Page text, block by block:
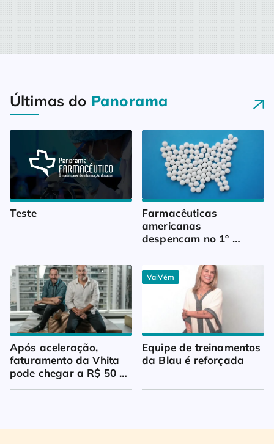
Últimas do Panorama
Teste
Farmacêuticas
americanas
despencam no 1º
Após aceleração,
faturamento da Vhita
pode chegar a R$ 50
milhões
VaiVém
Equipe de treinamentos
da Blau é reforçada